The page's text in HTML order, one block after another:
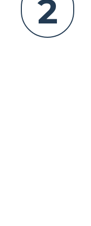
2